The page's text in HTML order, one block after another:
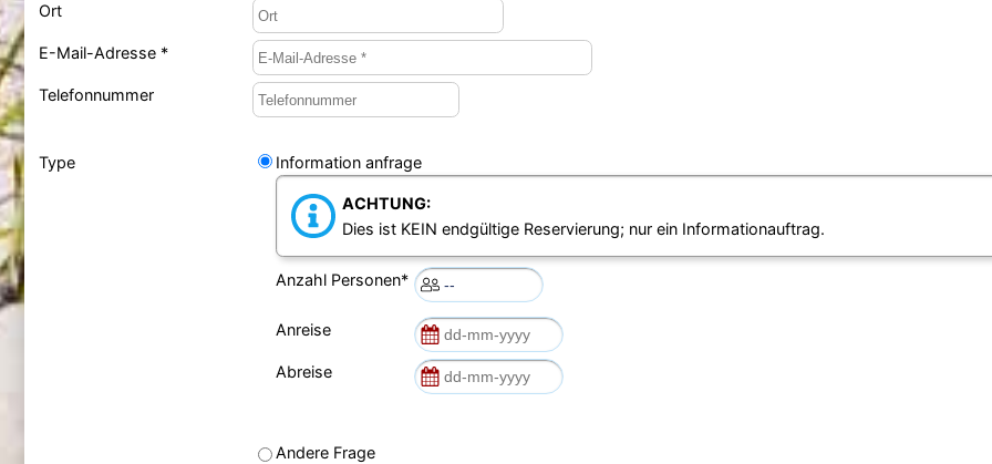
Ort
E-Mail-Adresse *
Telefonnummer
Type Information anfrage
ACHTUNG:
Dies ist KEIN endgültige Reservierung; nur ein Informationauftrag.
Anzahl Personen*
Anreise
Abreise
Andere Frage